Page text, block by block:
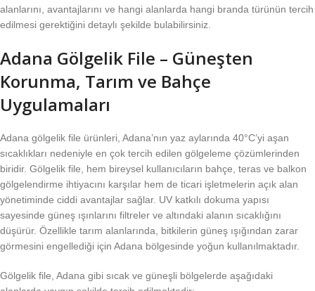
alanlarını, avantajlarını ve hangi alanlarda hangi branda türünün tercih
edilmesi gerektiğini detaylı şekilde bulabilirsiniz.
Adana Gölgelik File – Güneşten
Korunma, Tarım ve Bahçe
Uygulamaları
Adana gölgelik file ürünleri, Adana’nın yaz aylarında 40°C’yi aşan
sıcaklıkları nedeniyle en çok tercih edilen gölgeleme çözümlerinden
biridir. Gölgelik file, hem bireysel kullanıcıların bahçe, teras ve balkon
gölgelendirme ihtiyacını karşılar hem de ticari işletmelerin açık alan
yönetiminde ciddi avantajlar sağlar. UV katkılı dokuma yapısı
sayesinde güneş ışınlarını filtreler ve altındaki alanın sıcaklığını
düşürür. Özellikle tarım alanlarında, bitkilerin güneş ışığından zarar
görmesini engellediği için Adana bölgesinde yoğun kullanılmaktadır.
Gölgelik file, Adana gibi sıcak ve güneşli bölgelerde aşağıdaki